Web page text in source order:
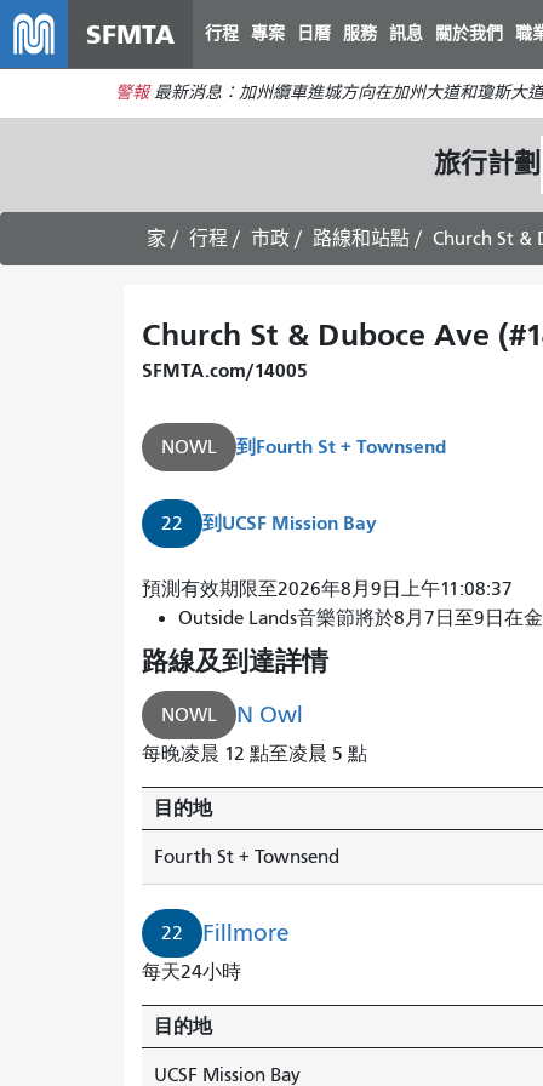
SFMTA 行程 專案 日曆 服務 訊息 關於我們 職
警報 最新消息：加州纜車進城方向在加州大道和瓊斯大
旅行計劃
家 行程 市政 路線和站點 Church St &
Church St & Duboce Ave
SFMTA.com/14005
NOWL 到 Fourth St + Townsend
22 到 UCSF Mission Bay
搭
乘
N
Owl
線
到
Fourth
St
Townsend
站，
1
分
鐘
到
達。
預測有效期限至2026年8月9日上午11:08:37
Outside Lands音樂節將於8月7日至9日在
路線及到達詳情
NOWL N Owl
每晚凌晨 12 點至凌晨 5 點
目的地
Fourth St + Townsend
22 Fillmore
每天24小時
目的地
UCSF Mission Bay